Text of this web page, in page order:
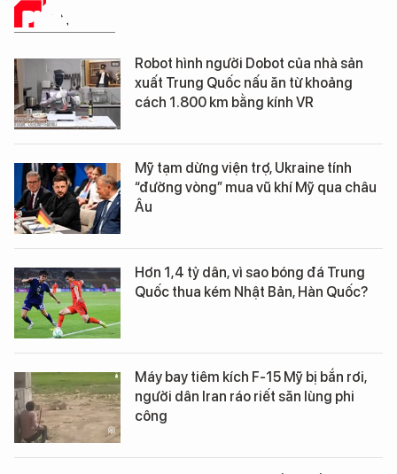
PHÂN TÍCH
Robot hình người Dobot của nhà sản
xuất Trung Quốc nấu ăn từ khoảng
cách 1.800 km bằng kính VR
Mỹ tạm dừng viện trợ, Ukraine tính
“đường vòng” mua vũ khí Mỹ qua châu
Âu
Hơn 1,4 tỷ dân, vì sao bóng đá Trung
Quốc thua kém Nhật Bản, Hàn Quốc?
Máy bay tiêm kích F-15 Mỹ bị bắn rơi,
người dân Iran ráo riết săn lùng phi
công